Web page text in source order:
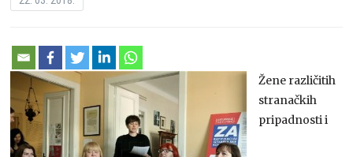
Žene različitih
stranačkih
pripadnosti i